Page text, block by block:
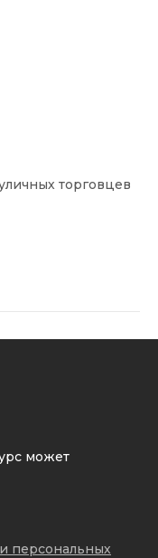
торговцев
может
персональных